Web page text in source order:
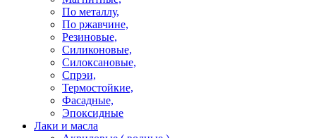
По металлу,
По ржавчине,
Резиновые,
Силиконовые,
Силоксановые,
Спрэи,
Термостойкие,
Фасадные,
Эпоксидные
Лаки и масла